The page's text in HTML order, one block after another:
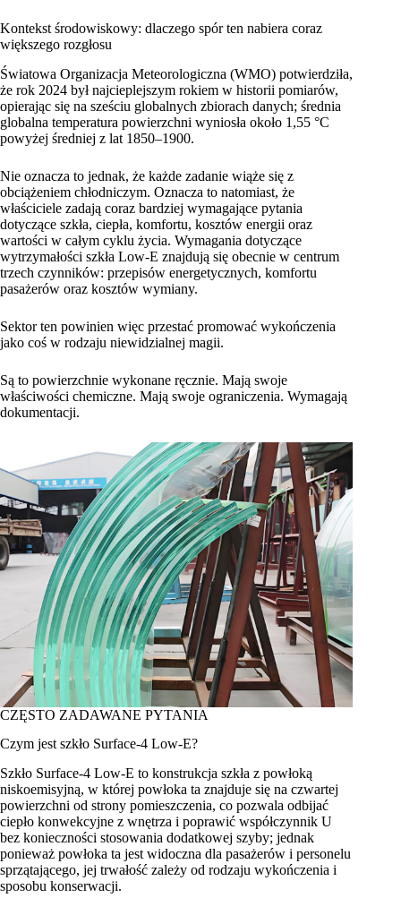
Kontekst środowiskowy: dlaczego spór ten nabiera coraz
większego rozgłosu
Światowa Organizacja Meteorologiczna (WMO) potwierdziła,
że rok 2024 był najcieplejszym rokiem w historii pomiarów,
opierając się na sześciu globalnych zbiorach danych; średnia
globalna temperatura powierzchni wyniosła około 1,55 °C
powyżej średniej z lat 1850–1900.
Nie oznacza to jednak, że każde zadanie wiąże się z
obciążeniem chłodniczym. Oznacza to natomiast, że
właściciele zadają coraz bardziej wymagające pytania
dotyczące szkła, ciepła, komfortu, kosztów energii oraz
wartości w całym cyklu życia. Wymagania dotyczące
wytrzymałości szkła Low-E znajdują się obecnie w centrum
trzech czynników: przepisów energetycznych, komfortu
pasażerów oraz kosztów wymiany.
Sektor ten powinien więc przestać promować wykończenia
jako coś w rodzaju niewidzialnej magii.
Są to powierzchnie wykonane ręcznie. Mają swoje
właściwości chemiczne. Mają swoje ograniczenia. Wymagają
dokumentacji.
CZĘSTO ZADAWANE PYTANIA
Czym jest szkło Surface-4 Low-E?
Szkło Surface-4 Low-E to konstrukcja szkła z powłoką
niskoemisyjną, w której powłoka ta znajduje się na czwartej
powierzchni od strony pomieszczenia, co pozwala odbijać
ciepło konwekcyjne z wnętrza i poprawić współczynnik U
bez konieczności stosowania dodatkowej szyby; jednak
ponieważ powłoka ta jest widoczna dla pasażerów i personelu
sprzątającego, jej trwałość zależy od rodzaju wykończenia i
sposobu konserwacji.